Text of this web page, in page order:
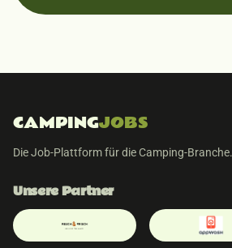
CAMPINGJOBS
Die Job-Plattform für die Camping-Branche.
Unsere Partner